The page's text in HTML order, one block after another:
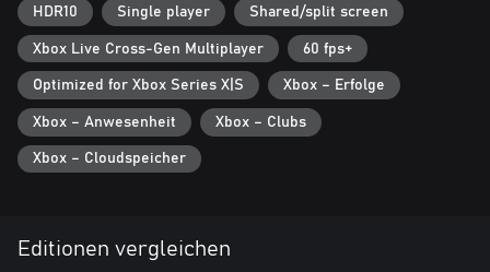
HDR10 Single player Shared/split screen
Xbox Live Cross-Gen Multiplayer 60 fps+
Optimized for Xbox Series X|S Xbox – Erfolge
Xbox – Anwesenheit Xbox – Clubs
Xbox – Cloudspeicher
Editionen vergleichen